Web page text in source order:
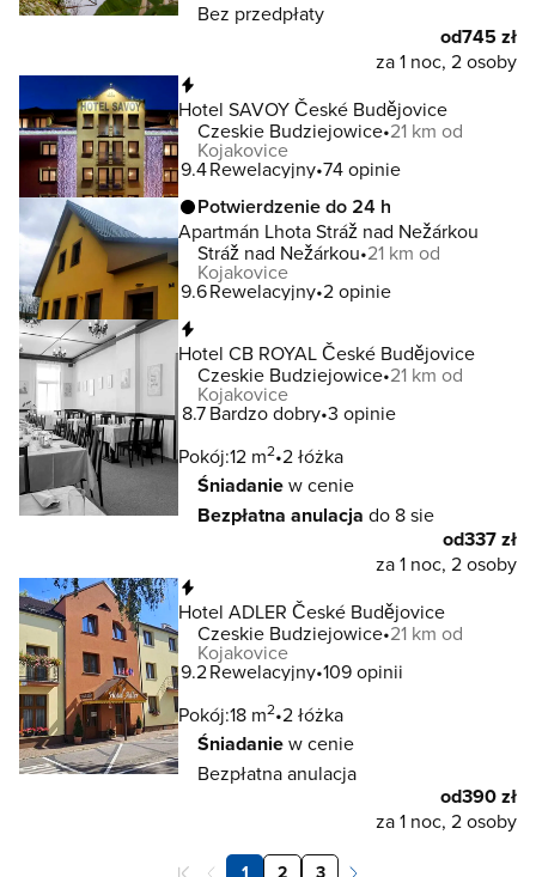
Bez przedpłaty
od745 zł
za 1 noc, 2 osoby
Hotel SAVOY České Budějovice
Czeskie Budziejowice 21 km od
Kojakovice
9.4Rewelacyjny 74 opinie
Potwierdzenie do 24 h
Apartmán Lhota Stráž nad Nežárkou
Stráž nad Nežárkou 21 km od
Kojakovice
9.6Rewelacyjny 2 opinie
Hotel CB ROYAL České Budějovice
Czeskie Budziejowice 21 km od
Kojakovice
8.7Bardzo dobry 3 opinie
Pokój:12 m2 2 łóżka
Śniadaniew cenie
Bezpłatna anulacja do 8 sie
od337 zł
za 1 noc, 2 osoby
Hotel ADLER České Budějovice
Czeskie Budziejowice 21 km od
Kojakovice
9.2Rewelacyjny 109 opinii
Pokój:18 m2 2 łóżka
Śniadaniew cenie
Bezpłatna anulacja
od390 zł
za 1 noc, 2 osoby